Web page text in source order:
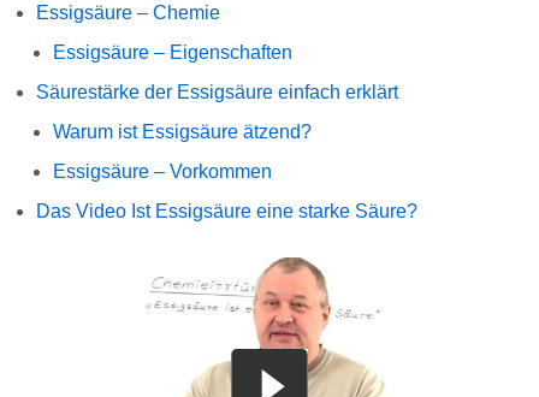
Essigsäure – Chemie
Essigsäure – Eigenschaften
Säurestärke der Essigsäure einfach erklärt
Warum ist Essigsäure ätzend?
Essigsäure – Vorkommen
Das Video Ist Essigsäure eine starke Säure?